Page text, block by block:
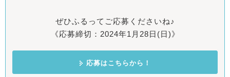
ぜひふるってご応募くださいね♪
《応募締切：2024年1月28日(日)》
応募はこちらから！